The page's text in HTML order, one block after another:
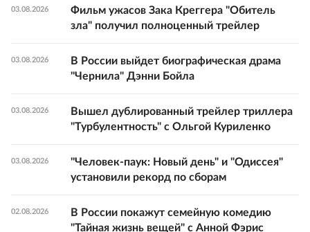
03.08.2026
Фильм ужасов Зака Креггера "Обитель
зла" получил полноценный трейлер
03.08.2026
В России выйдет биографическая драма
"Чернила" Дэнни Бойла
03.08.2026
Вышел дублированный трейлер триллера
"Турбулентность" с Ольгой Куриленко
03.08.2026
"Человек-паук: Новый день" и "Одиссея"
установили рекорд по сборам
02.08.2026
В России покажут семейную комедию
"Тайная жизнь вещей" с Анной Фэрис